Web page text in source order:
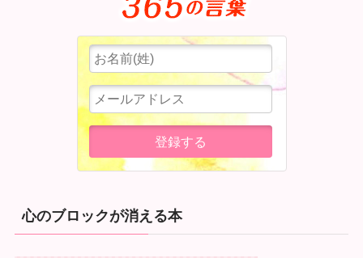
心のブロックが消える本